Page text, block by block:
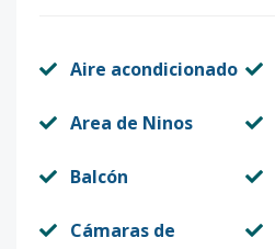
Aire acondicionado
Area de Ninos
Balcón
Cámaras de